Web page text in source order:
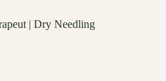
| Dry Needling